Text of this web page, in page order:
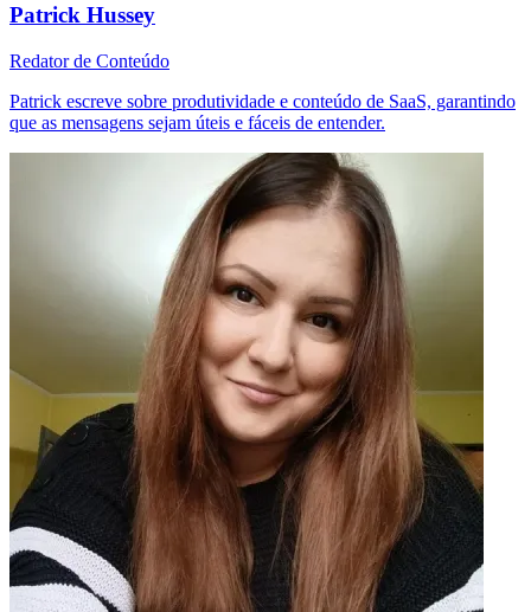
Patrick Hussey
Redator de Conteúdo
Patrick escreve sobre produtividade e conteúdo de SaaS, garantindo
que as mensagens sejam úteis e fáceis de entender.